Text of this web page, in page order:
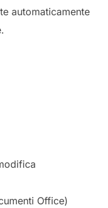
automaticamente
Office)